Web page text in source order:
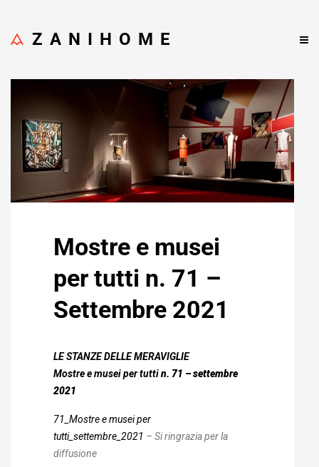
ZANIHOME
Mostre e musei
per tutti n. 71 –
Settembre 2021
LE STANZE DELLE MERAVIGLIE
Mostre e musei per tuttin. 71 – settembre
2021
71_Mostre e musei per
tutti_settembre_2021 – Si ringrazia per la
diffusione